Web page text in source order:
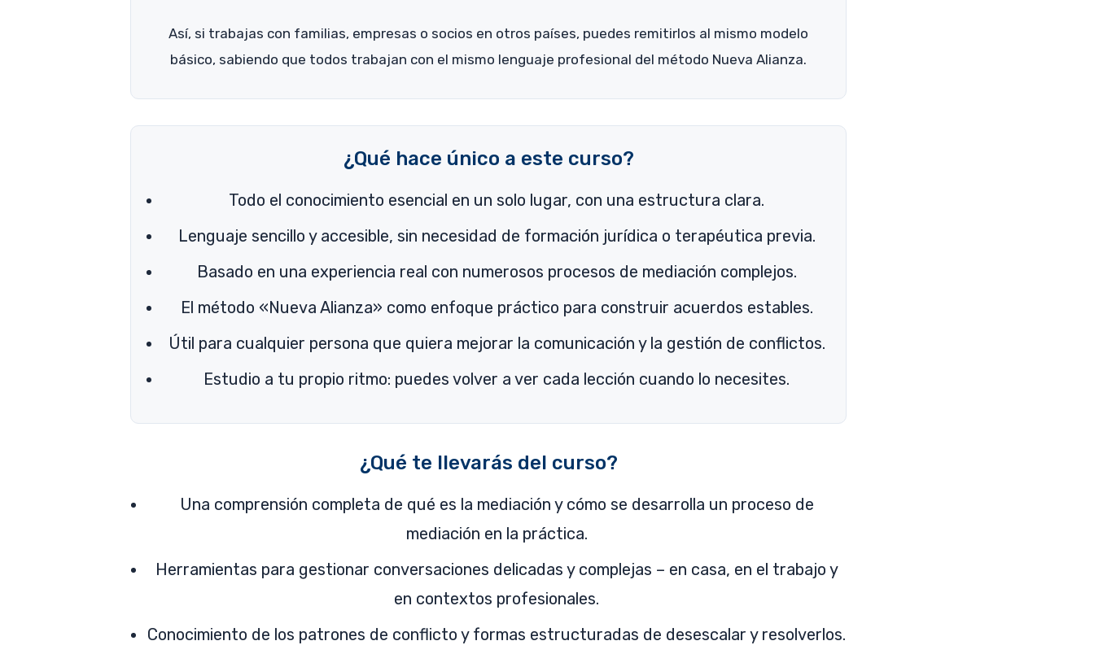
Así, si trabajas con familias, empresas o socios en otros países, puedes remitirlos al mismo modelo
básico, sabiendo que todos trabajan con el mismo lenguaje profesional del método Nueva Alianza.
¿Qué hace único a este curso?
Todo el conocimiento esencial en un solo lugar, con una estructura clara.
Lenguaje sencillo y accesible, sin necesidad de formación jurídica o terapéutica previa.
Basado en una experiencia real con numerosos procesos de mediación complejos.
El método «Nueva Alianza» como enfoque práctico para construir acuerdos estables.
Útil para cualquier persona que quiera mejorar la comunicación y la gestión de conflictos.
Estudio a tu propio ritmo: puedes volver a ver cada lección cuando lo necesites.
¿Qué te llevarás del curso?
Una comprensión completa de qué es la mediación y cómo se desarrolla un proceso de
mediación en la práctica.
Herramientas para gestionar conversaciones delicadas y complejas – en casa, en el trabajo y
en contextos profesionales.
Conocimiento de los patrones de conflicto y formas estructuradas de desescalar y resolverlos.